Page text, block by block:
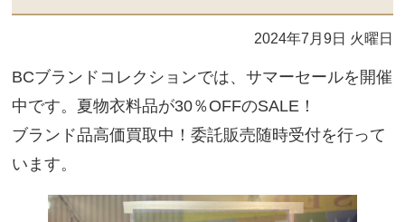
2024年7月9日 火曜日
BCブランドコレクションでは、サマーセールを開催
中です。夏物衣料品が30％OFFのSALE！
ブランド品高価買取中！委託販売随時受付を行って
います。